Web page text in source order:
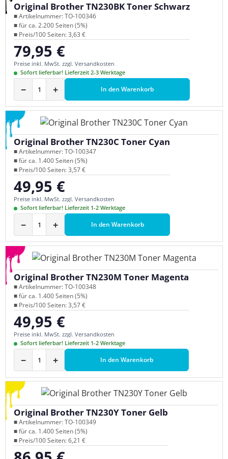
Original Brother TN230BK Toner Schwarz
■ Artikelnummer: TO-100346
■ für ca. 2.200 Seiten (5%)
■ Preis/100 Seiten: 3,63 €
Regulärer Preis:
79,95 €
Preise inkl. MwSt. zzgl. Versandkosten
Sofort lieferbar! Lieferzeit 2-3 Werktage
− + In den Warenkorb
Original Brother TN230C Toner Cyan
■ Artikelnummer: TO-100347
■ für ca. 1.400 Seiten (5%)
■ Preis/100 Seiten: 3,57 €
Regulärer Preis:
49,95 €
Preise inkl. MwSt. zzgl. Versandkosten
Sofort lieferbar! Lieferzeit 1-2 Werktage
− + In den Warenkorb
Original Brother TN230M Toner Magenta
■ Artikelnummer: TO-100348
■ für ca. 1.400 Seiten (5%)
■ Preis/100 Seiten: 3,57 €
Regulärer Preis:
49,95 €
Preise inkl. MwSt. zzgl. Versandkosten
Sofort lieferbar! Lieferzeit 1-2 Werktage
− + In den Warenkorb
Original Brother TN230Y Toner Gelb
■ Artikelnummer: TO-100349
■ für ca. 1.400 Seiten (5%)
■ Preis/100 Seiten: 6,21 €
Regulärer Preis: